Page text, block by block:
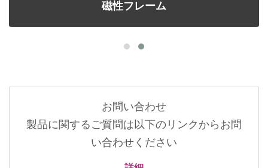
磁性フレーム
お問い合わせ
製品に関するご質問は以下のリンクからお問
い合わせください